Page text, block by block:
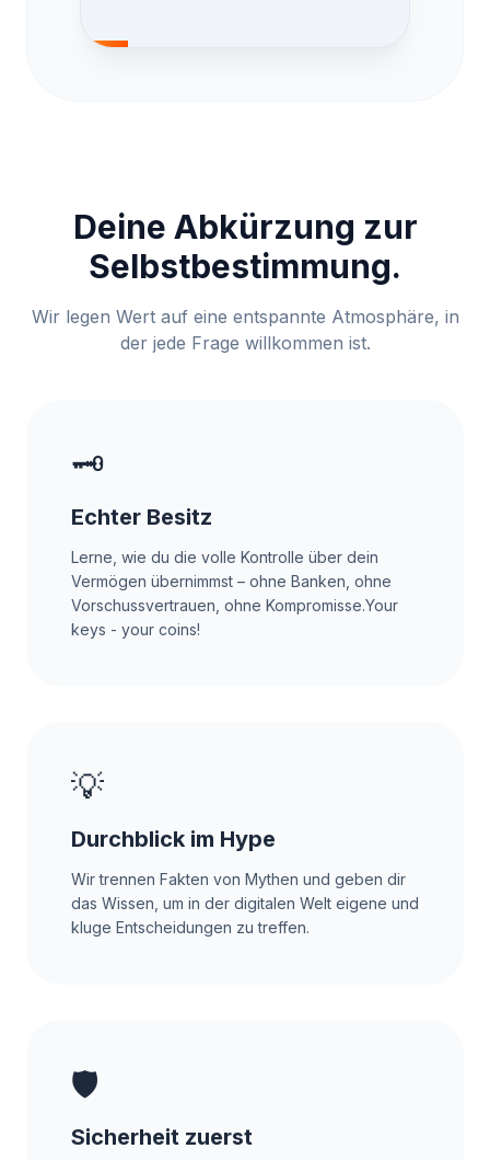
Deine Abkürzung zur
Selbstbestimmung.
Wir legen Wert auf eine entspannte Atmosphäre, in
der jede Frage willkommen ist.
🗝️
Echter Besitz
Lerne, wie du die volle Kontrolle über dein
Vermögen übernimmst – ohne Banken, ohne
Vorschussvertrauen, ohne Kompromisse.Your
keys - your coins!
💡
Durchblick im Hype
Wir trennen Fakten von Mythen und geben dir
das Wissen, um in der digitalen Welt eigene und
kluge Entscheidungen zu treffen.
🛡️
Sicherheit zuerst